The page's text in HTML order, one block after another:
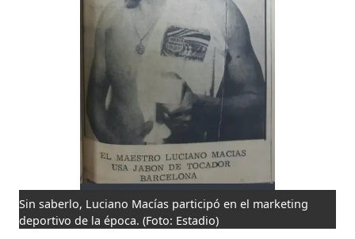
Sin saberlo, Luciano Macías participó en el marketing
deportivo de la época. (Foto: Estadio)